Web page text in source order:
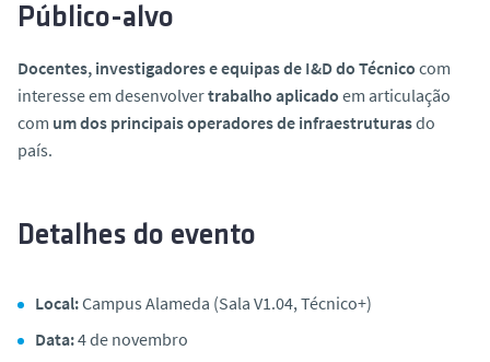
Público-alvo
Docentes, investigadores e equipas de I&D do Técnico com
interesse em desenvolvertrabalho aplicado em articulação
com um dos principais operadores de infraestruturasdo
país.
Detalhes do evento
Local:Campus Alameda (Sala V1.04, Técnico+)
Data:4 de novembro